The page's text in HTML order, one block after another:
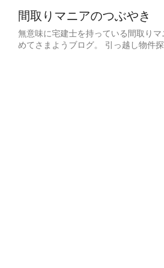
間取りマニアのつぶやき
無意味に宅建士を持っている間取り
めてさまようブログ。 引っ越し物件探